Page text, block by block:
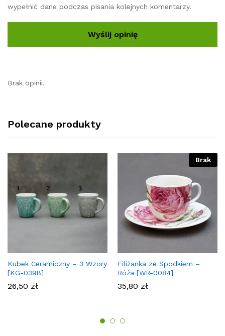
wypełnić dane podczas pisania kolejnych komentarzy.
Brak opinii.
Polecane produkty
Kubek Ceramiczny – 3 Wzory
[KG-0398]
26,50 zł
Brak
Filiżanka ze Spodkiem –
Róża [WR-0084]
35,80 zł